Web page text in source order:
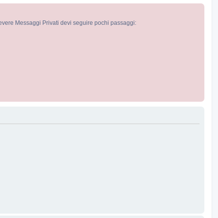
Messaggi Privati devi seguire pochi passaggi: